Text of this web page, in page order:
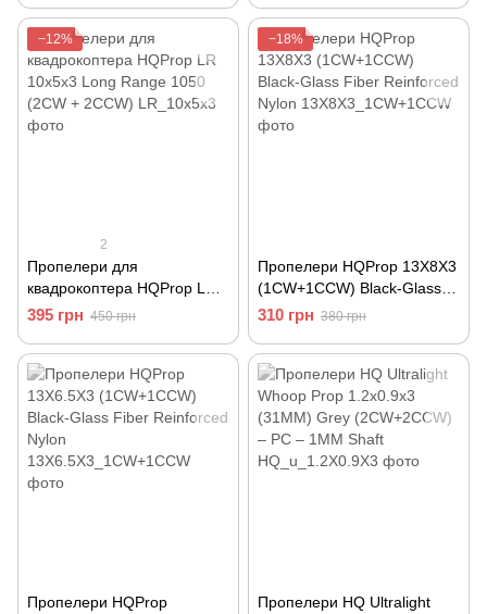
−12%
2
Пропелери для
квадрокоптера HQProp LR
10x5x3 Long Range 1050
395 грн 450 грн
−18%
Пропелери HQProp 13X8X3
(1CW+1CCW) Black-Glass
Fiber Reinforced Nylon
310 грн 380 грн
Пропелери HQProp
Пропелери HQ Ultralight